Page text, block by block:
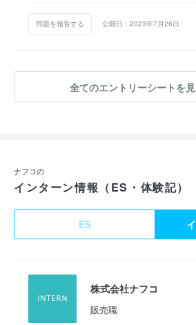
問題を報告する 公開日：2023年7月26日
全てのエントリーシートを
ナフコの
インターン情報（ES・体験記）
ES
株式会社ナフコ
販売職